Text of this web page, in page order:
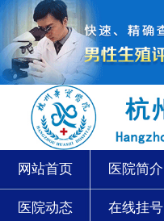
网站首页 医院简介
医院动态 在线挂号